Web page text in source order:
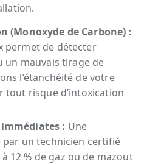
(Monoxyde de Carbone) :
permet de détecter
un mauvais tirage de
l’étanchéité de votre
tout risque d’intoxication
immédiates : Une
un technicien certifié
12 % de gaz ou de mazout